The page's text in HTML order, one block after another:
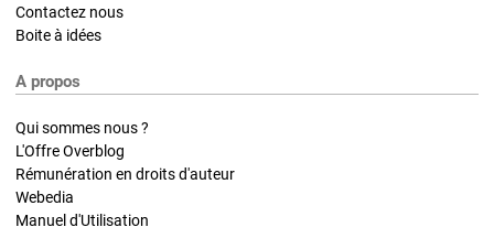
Contactez nous
Boite à idées
A propos
Qui sommes nous ?
L'Offre Overblog
Rémunération en droits d'auteur
Webedia
Manuel d'Utilisation